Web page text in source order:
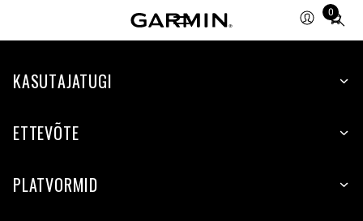
0
Total
items
cart:
KASUTAJATUGI
ETTEVÕTE
PLATVORMID